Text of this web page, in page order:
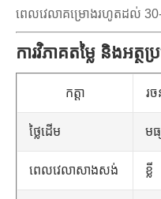
ពេលវេលាគម្រោងរហូតដល់
ការវិភាគតម្លៃ និងអត្
កត្តា រច
ថ្លៃដើម មធ្
ពេលវេលាសាងសង់ ខ្លី